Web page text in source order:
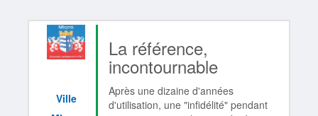
Ville
La référence,
incontournable
Après une dizaine d'années
d'utilisation, une "infidélité" pendant